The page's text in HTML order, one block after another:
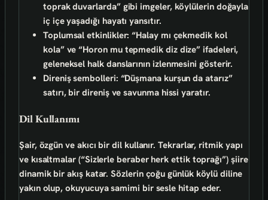
toprak duvarlarda” gibi imgeler, köylülerin doğayla
iç içe yaşadığı hayatı yansıtır.
Toplumsal etkinlikler: “Halay mı çekmedik kol
kola” ve “Horon mu tepmedik diz dize” ifadeleri,
geleneksel halk danslarının izlenmesini gösterir.
Direniş sembolleri: “Düşmana kurşun da atarız”
satırı, bir direniş ve savunma hissi yaratır.
Dil Kullanımı
Şair, özgün ve akıcı bir dilkullanır. Tekrarlar, ritmik yapı
ve kısaltmalar (“Sizlerle beraber herk ettik toprağı”) şiire
dinamik bir akış katar. Sözlerin çoğu günlük köylü diline
yakın olup, okuyucuya samimi bir sesle hitap eder.